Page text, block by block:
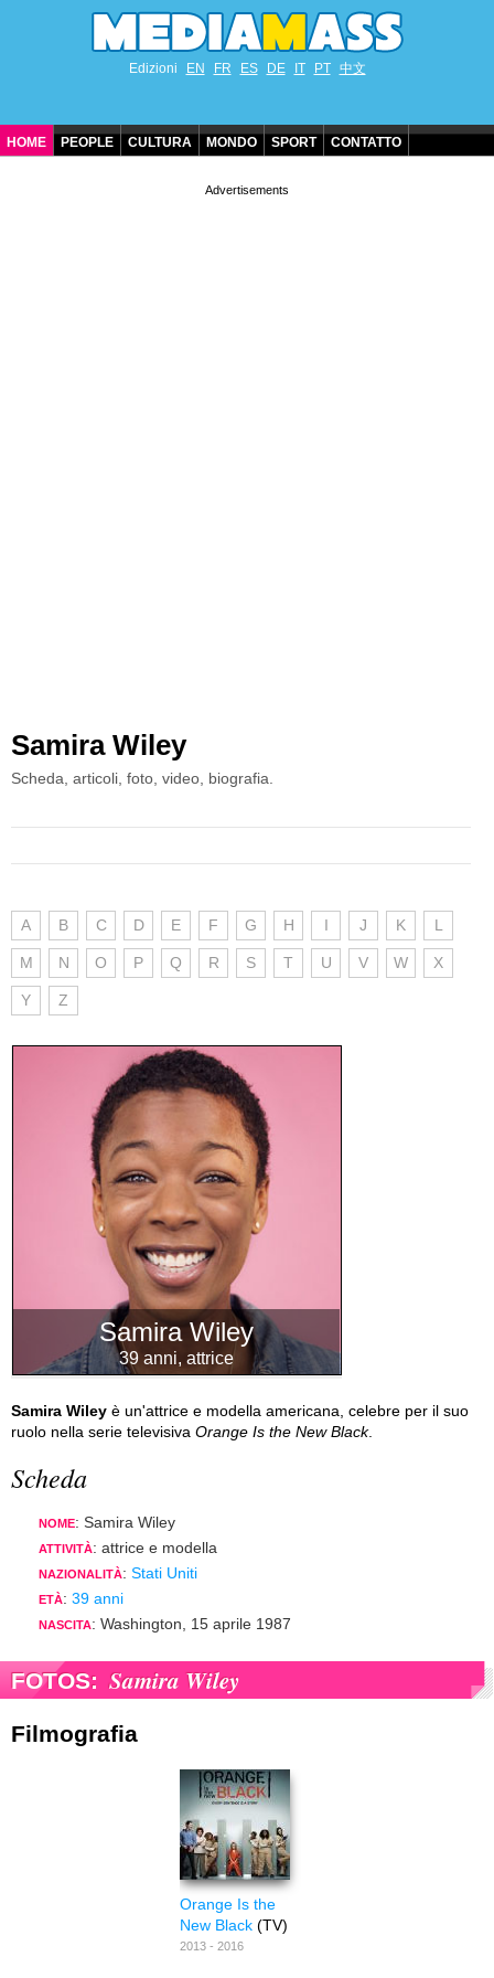
Edizioni EN FR ES DE IT PT 中文
HOME PEOPLE CULTURA MONDO SPORT CONTATTO
Samira Wiley
Scheda, articoli, foto, video, biografia.
A B C D E F G H I J K L
M N O P Q R S T U V W X
Y Z
Samira Wiley
39 anni, attrice
Samira Wiley è un'attrice e modella americana, celebre per il suo
ruolo nella serie televisiva Orange Is the New Black.
Scheda
NOME: Samira Wiley
ATTIVITÀ: attrice e modella
NAZIONALITÀ: Stati Uniti
ETÀ: 39 anni
NASCITA: Washington, 15 aprile 1987
FOTOS: Samira Wiley
Filmografia
Orange Is the
New Black (TV)
2013 - 2016